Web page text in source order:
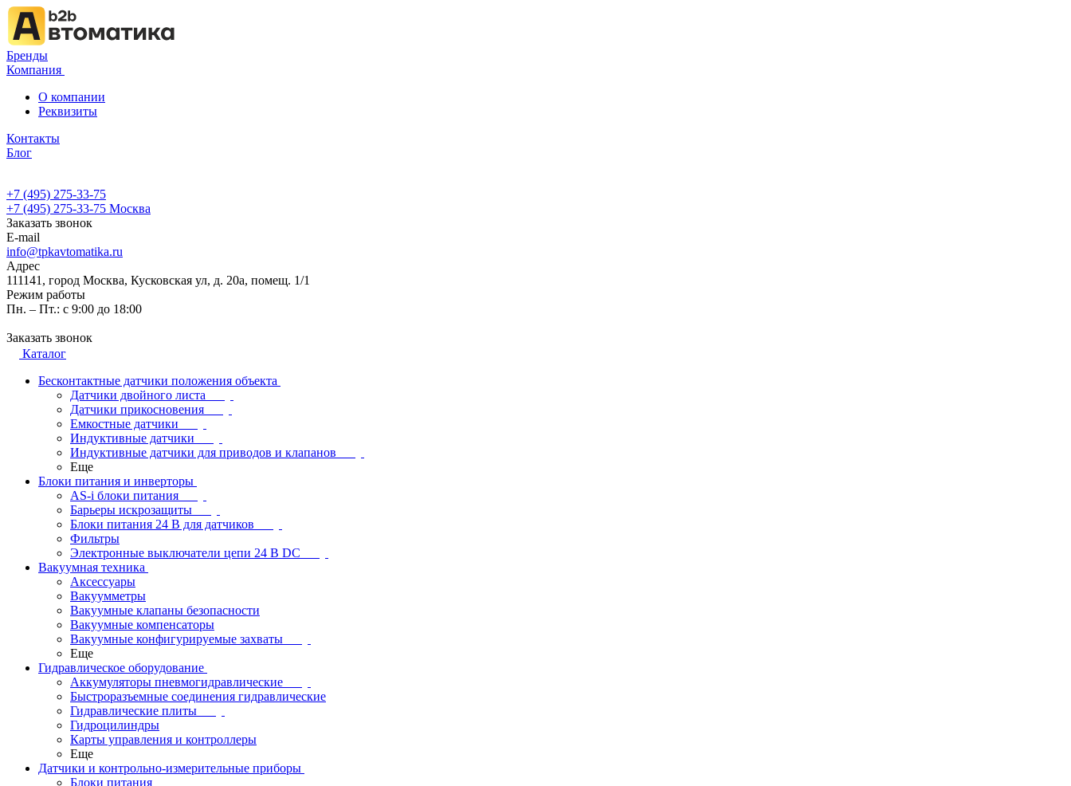
Бренды
Компания
О компании
Реквизиты
Контакты
Блог
+7 (495) 275-33-75
+7 (495) 275-33-75 Москва
Заказать звонок
E-mail
info@tpkavtomatika.ru
Адрес
111141, город Москва, Кусковская ул, д. 20а, помещ. 1/1
Режим работы
Пн. – Пт.: с 9:00 до 18:00
Заказать звонок
Каталог
Бесконтактные датчики положения объекта
Датчики двойного листа
Датчики прикосновения
Емкостные датчики
Индуктивные датчики
Индуктивные датчики для приводов и клапанов
Еще
Блоки питания и инверторы
AS-i блоки питания
Барьеры искрозащиты
Блоки питания 24 В для датчиков
Фильтры
Электронные выключатели цепи 24 В DC
Вакуумная техника
Аксессуары
Вакуумметры
Вакуумные клапаны безопасности
Вакуумные компенсаторы
Вакуумные конфигурируемые захваты
Еще
Гидравлическое оборудование
Аккумуляторы пневмогидравлические
Быстроразъемные соединения гидравлические
Гидравлические плиты
Гидроцилиндры
Карты управления и контроллеры
Еще
Датчики и контрольно-измерительные приборы
Блоки питания